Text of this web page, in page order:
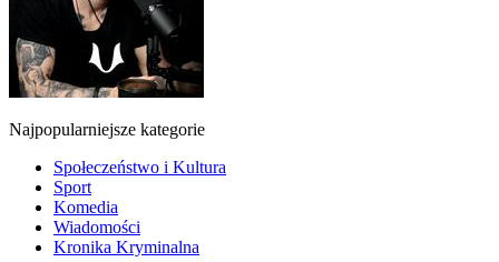
Najpopularniejsze kategorie
Społeczeństwo i Kultura
Sport
Komedia
Wiadomości
Kronika Kryminalna